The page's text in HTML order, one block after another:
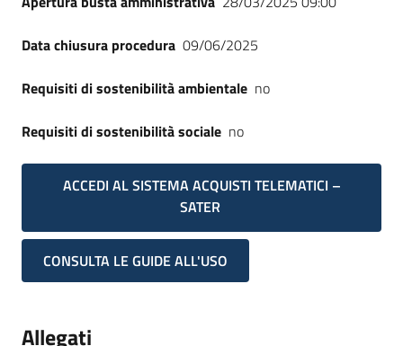
Data chiusura procedura 09/06/2025
Requisiti di sostenibilità ambientale no
Requisiti di sostenibilità sociale no
ACCEDI AL SISTEMA ACQUISTI TELEMATICI –
SATER
CONSULTA LE GUIDE ALL'USO
Allegati